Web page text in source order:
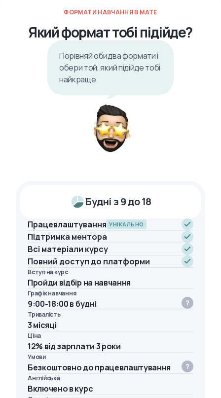
ФОРМАТИ НАВЧАННЯ В MATE
Який формат тобі підійде?
Порівняй обидва формати і
обери той, який підійде тобі
найкраще.
Будні з 9 до 18
Працевлаштування УНІКАЛЬНО
Підтримка ментора
Всі матеріали курсу
Повний доступ до платформи
Вступ на курс
Пройди відбір на навчання
Графік навчання
9:00-18:00 в будні
Тривалість
3 місяці
Ціна
12% від зарплати 3 роки
Умови
Безкоштовно до працевлаштування
Англійська
Включено в курс